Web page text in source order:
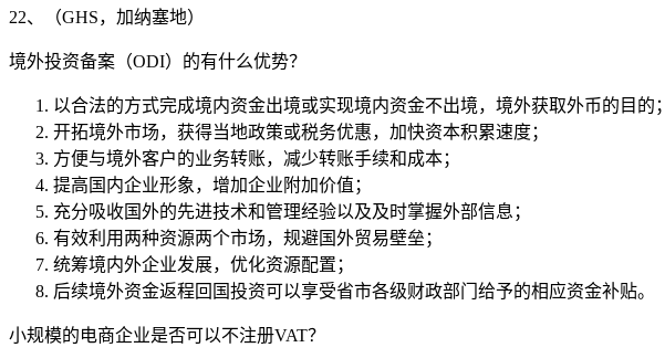
22、（GHS，加纳塞地）
境外投资备案（ODI）的有什么优势？
以合法的方式完成境内资金出境或实现境内资金不出境，境外获取外币的目的；
开拓境外市场，获得当地政策或税务优惠，加快资本积累速度；
方便与境外客户的业务转账，减少转账手续和成本；
提高国内企业形象，增加企业附加价值；
充分吸收国外的先进技术和管理经验以及及时掌握外部信息；
有效利用两种资源两个市场，规避国外贸易壁垒；
统筹境内外企业发展，优化资源配置；
后续境外资金返程回国投资可以享受省市各级财政部门给予的相应资金补贴。
小规模的电商企业是否可以不注册VAT？